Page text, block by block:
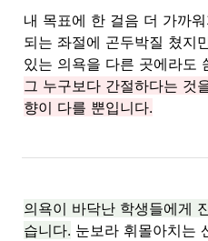
내 목표에 한 걸음 더 가까
되는 좌절에 곤두박질 쳤지
그 누구보다 간절하다는 것
향이 다를 뿐입니다.
의욕이 바닥난 학생들에게
습니다. 눈보라 휘몰아치는